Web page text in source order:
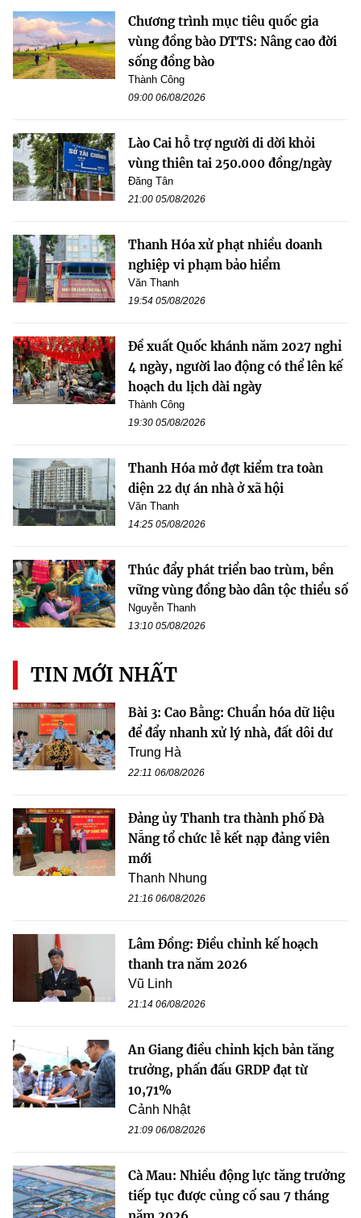
Chương trình mục tiêu quốc gia
vùng đồng bào DTTS: Nâng cao đời
sống đồng bào
Thành Công
09:00 06/08/2026
Lào Cai hỗ trợ người di dời khỏi
vùng thiên tai 250.000 đồng/ngày
Đăng Tân
21:00 05/08/2026
Thanh Hóa xử phạt nhiều doanh
nghiệp vi phạm bảo hiểm
Văn Thanh
19:54 05/08/2026
Đề xuất Quốc khánh năm 2027 nghỉ
4 ngày, người lao động có thể lên kế
hoạch du lịch dài ngày
Thành Công
19:30 05/08/2026
Thanh Hóa mở đợt kiểm tra toàn
diện 22 dự án nhà ở xã hội
Văn Thanh
14:25 05/08/2026
Thúc đẩy phát triển bao trùm, bền
vững vùng đồng bào dân tộc thiểu số
Nguyễn Thanh
13:10 05/08/2026
TIN MỚI NHẤT
Bài 3: Cao Bằng: Chuẩn hóa dữ liệu
để đẩy nhanh xử lý nhà, đất dôi dư
Trung Hà
22:11 06/08/2026
Đảng ủy Thanh tra thành phố Đà
Nẵng tổ chức lễ kết nạp đảng viên
mới
Thanh Nhung
21:16 06/08/2026
Lâm Đồng: Điều chỉnh kế hoạch
thanh tra năm 2026
Vũ Linh
21:14 06/08/2026
An Giang điều chỉnh kịch bản tăng
trưởng, phấn đấu GRDP đạt từ
10,71%
Cảnh Nhật
21:09 06/08/2026
Cà Mau: Nhiều động lực tăng trưởng
tiếp tục được củng cố sau 7 tháng